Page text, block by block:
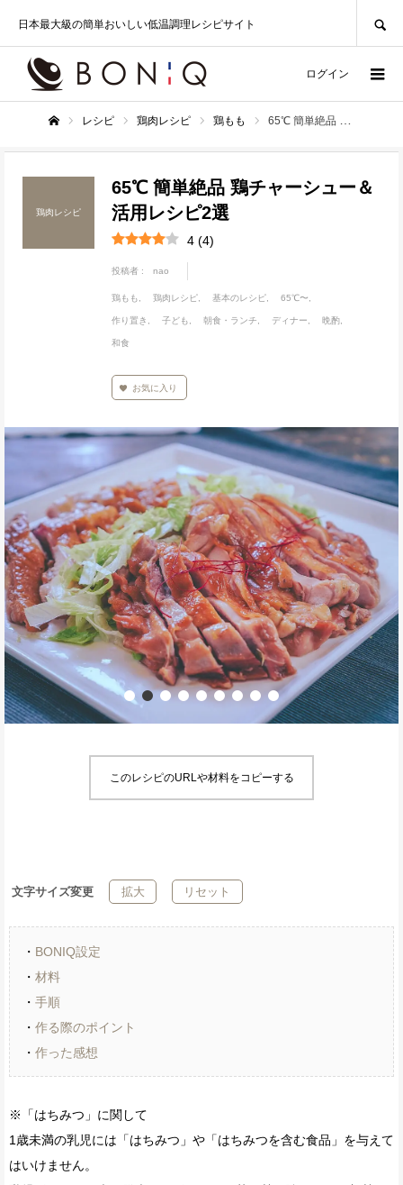
日本最大級の簡単おいしい低温調理レシピサイト
ログイン
レシピ 鶏肉レシピ 鶏もも 65℃ 簡単絶品 鶏チャーシュー＆活用レシピ2選
鶏肉レシピ
65℃ 簡単絶品 鶏チャーシュー＆
活用レシピ2選
4 (4)
投稿者 : nao
鶏もも 鶏肉レシピ 基本のレシピ 65℃〜
作り置き 子ども 朝食・ランチ ディナー 晩酌
和食
お気に入り
このレシピのURLや材料をコピーする
文字サイズ変更 拡大 リセット
・ BONIQ設定
・ 材料
・ 手順
・ 作る際のポイント
・ 作った感想
※「はちみつ」に関して
1歳未満の乳児には「はちみつ」や「はちみつを含む食品」を与えて
はいけません。